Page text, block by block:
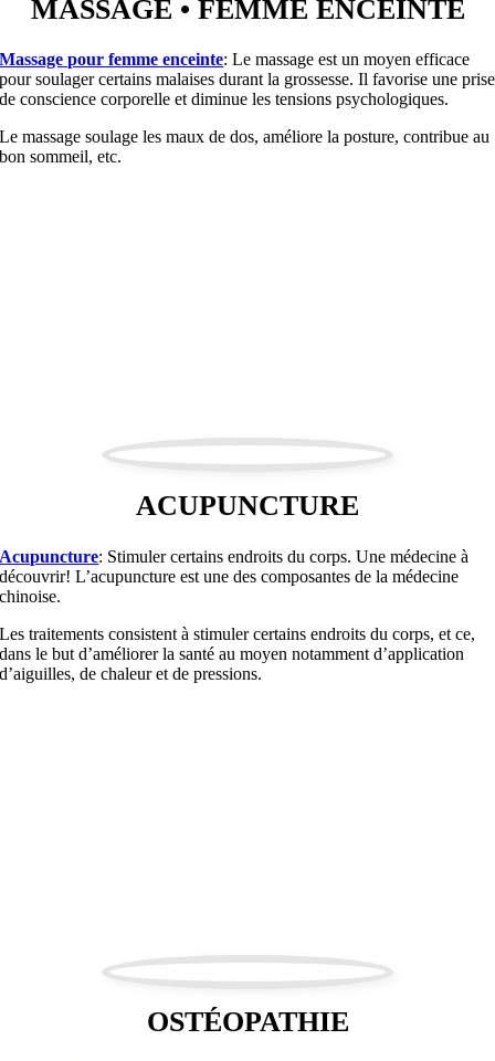
MASSAGE • FEMME ENCEINTE
Massage pour femme enceinte: Le massage est un moyen efficace
pour soulager certains malaises durant la grossesse.Il favorise une prise
de conscience corporelle et diminue les tensions psychologiques.
Le massage soulage les maux de dos, améliore la posture, contribue au
bon sommeil, etc.
ACUPUNCTURE
Acupuncture: Stimuler certains endroits du corps. Une médecine à
découvrir! L’acupuncture est une des composantes de la médecine
chinoise.
Les traitements consistent à stimuler certains endroits du corps, et ce,
dans le but d’améliorer la santé au moyen notamment d’application
d’aiguilles, de chaleur et de pressions.
OSTÉOPATHIE